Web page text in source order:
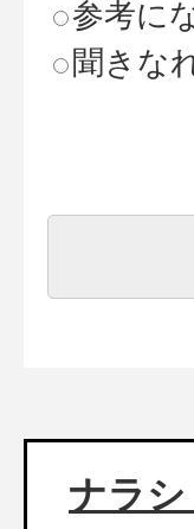
参考に
聞きな
ナラ